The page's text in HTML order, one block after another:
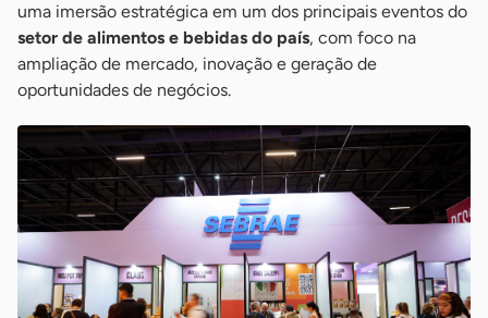
uma imersão estratégica em um dos principais eventos do
setor de alimentos e bebidas do país, com foco na
ampliação de mercado, inovação e geração de
oportunidades de negócios.